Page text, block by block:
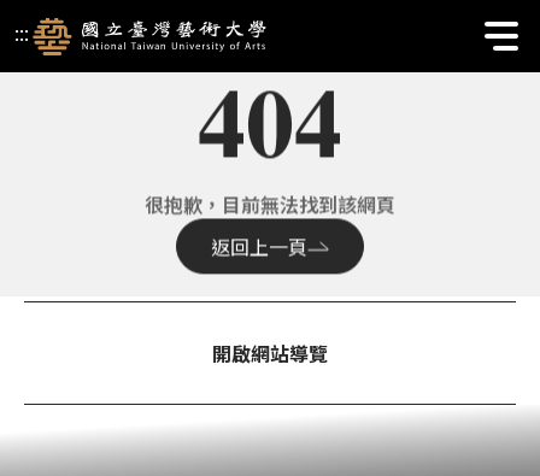
國立臺灣藝術大學校首頁 | 404
:::
404
很抱歉，目前無法找到該網頁
返回上一頁
開啟網站導覽